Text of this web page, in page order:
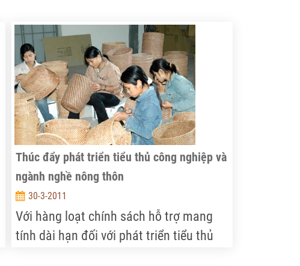
Thúc đẩy phát triển tiểu thủ công nghiệp và
ngành nghề nông thôn
30-3-2011
Với hàng loạt chính sách hỗ trợ mang
tính dài hạn đối với phát triển tiểu thủ